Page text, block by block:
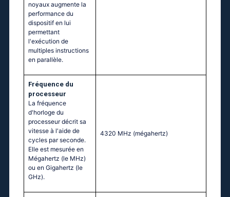
noyaux augmente la
performance du
dispositif en lui
permettant
l'exécution de
multiples instructions
en parallèle.
Fréquence du
processeur
La fréquence
d'horloge du
processeur décrit sa
vitesse à l'aide de
cycles par seconde.
Elle est mesurée en
Mégahertz (le MHz)
ou en Gigahertz (le
GHz).
4320 MHz (mégahertz)